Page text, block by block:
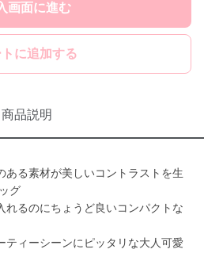
画面に進む
トに追加する
商品説明
ある素材が美しいコントラストを生
グ
れるのにちょうど良いコンパクトな
ティーシーンにピッタリな大人可愛